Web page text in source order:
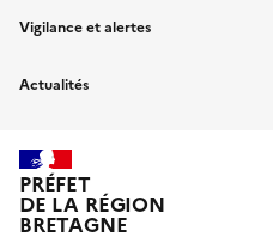
Vigilance et alertes
Actualités
PRÉFET
DE LA RÉGION
BRETAGNE